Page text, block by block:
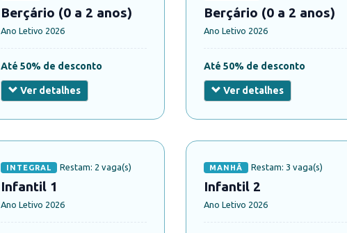
Berçário (0 a 2 anos)
Ano Letivo 2026
Até 50% de desconto
Ver detalhes
Berçário (0 a 2 anos)
Ano Letivo 2026
Até 50% de desconto
Ver detalhes
INTEGRAL Restam: 2 vaga(s)
Infantil 1
Ano Letivo 2026
MANHÃ Restam: 3 vaga(s)
Infantil 2
Ano Letivo 2026